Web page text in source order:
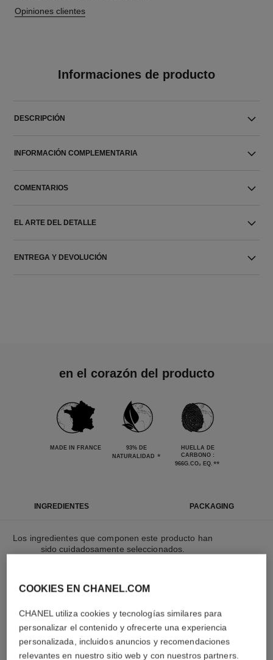
Opiniones clientes
Informaciones de producto
DESCRIPCIÓN
INFORMACIÓN COMPLEMENTARIA
COMENTARIOS
EL ARTE DEL DETALLE
ENTREGA Y DEVOLUCIÓN
en el corazón del producto
MADE IN FRANCE
93% DE
NATURALIDAD *
HUELLA DE
CARBONO :
966G.CO₂ EQ. **
INGREDIENTES PACKAGING
Los ingredientes que componen este producto han
sido cuidadosamente seleccionados.
LEARN MORE
Los elementos que componen este envase han
sido cuidadosamente diseñados.
COOKIES EN CHANEL.COM
CHANEL utiliza cookies y tecnologías similares para
personalizar el contenido y ofrecerte una experiencia
personalizada, incluidos anuncios y recomendaciones
relevantes en nuestro sitio web y con nuestros partners.